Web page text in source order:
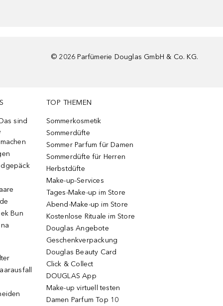
© 2026 Parfümerie Douglas GmbH & Co. KG.
sind
Bun
TOP THEMEN
Sommerkosmetik
Sommerdüfte
Sommer Parfum für Damen
Sommerdüfte für Herren
Herbstdüfte
Make-up-Services
Tages-Make-up im Store
Abend-Make-up im Store
Kostenlose Rituale im Store
Douglas Angebote
Geschenkverpackung
Douglas Beauty Card
Click & Collect
DOUGLAS App
Make-up virtuell testen
Damen Parfum Top 10